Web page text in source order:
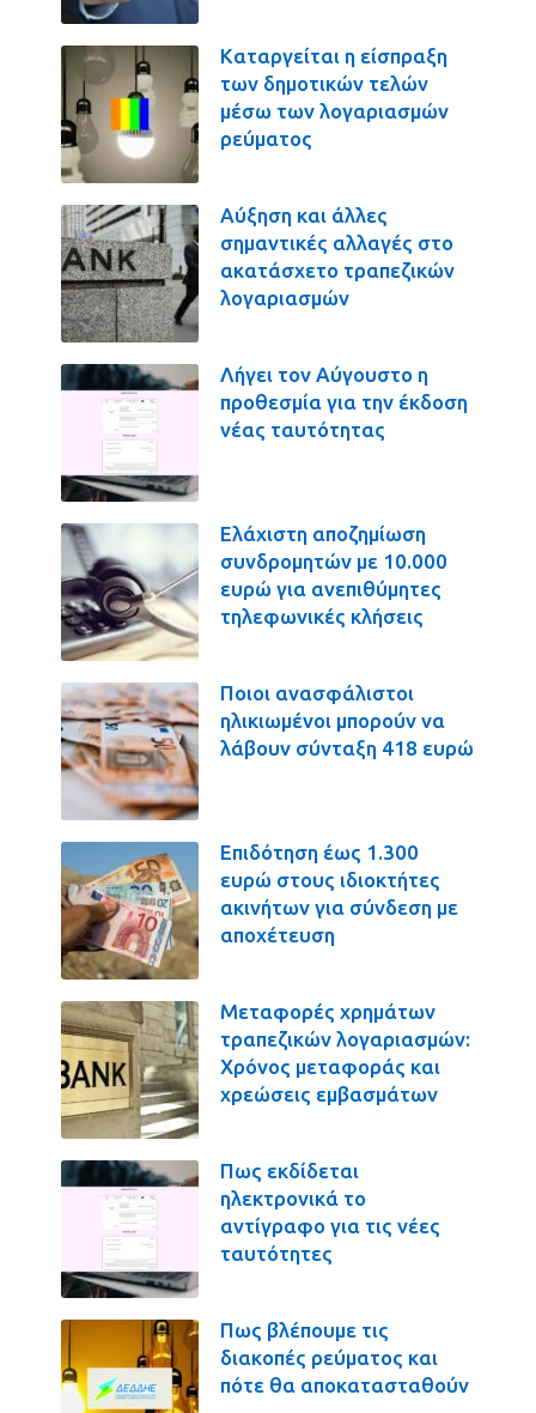
Καταργείται η είσπραξη
των δημοτικών τελών
μέσω των λογαριασμών
ρεύματος
Αύξηση και άλλες
σημαντικές αλλαγές στο
ακατάσχετο τραπεζικών
λογαριασμών
Λήγει τον Αύγουστο η
προθεσμία για την έκδοση
νέας ταυτότητας
Ελάχιστη αποζημίωση
συνδρομητών με 10.000
ευρώ για ανεπιθύμητες
τηλεφωνικές κλήσεις
Ποιοι ανασφάλιστοι
ηλικιωμένοι μπορούν να
λάβουν σύνταξη 418 ευρώ
Επιδότηση έως 1.300
ευρώ στους ιδιοκτήτες
ακινήτων για σύνδεση με
αποχέτευση
Μεταφορές χρημάτων
τραπεζικών λογαριασμών:
Χρόνος μεταφοράς και
χρεώσεις εμβασμάτων
Πως εκδίδεται
ηλεκτρονικά το
αντίγραφο για τις νέες
ταυτότητες
Πως βλέπουμε τις
διακοπές ρεύματος και
πότε θα αποκατασταθούν